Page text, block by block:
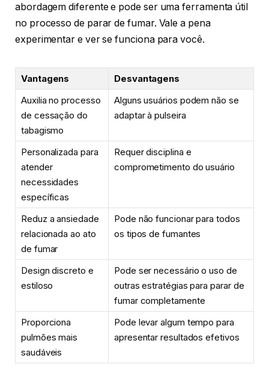
abordagem diferente e pode ser uma ferramenta útil
no processo de parar de fumar. Vale a pena
experimentar e ver se funciona para você.
Vantagens
Desvantagens
Auxilia no processo
de cessação do
tabagismo
Alguns usuários podem não se
adaptar à pulseira
Personalizada para
atender
necessidades
específicas
Requer disciplina e
comprometimento do usuário
Reduz a ansiedade
relacionada ao ato
de fumar
Pode não funcionar para todos
os tipos de fumantes
Design discreto e
estiloso
Pode ser necessário o uso de
outras estratégias para parar de
fumar completamente
Proporciona
pulmões mais
saudáveis
Pode levar algum tempo para
apresentar resultados efetivos